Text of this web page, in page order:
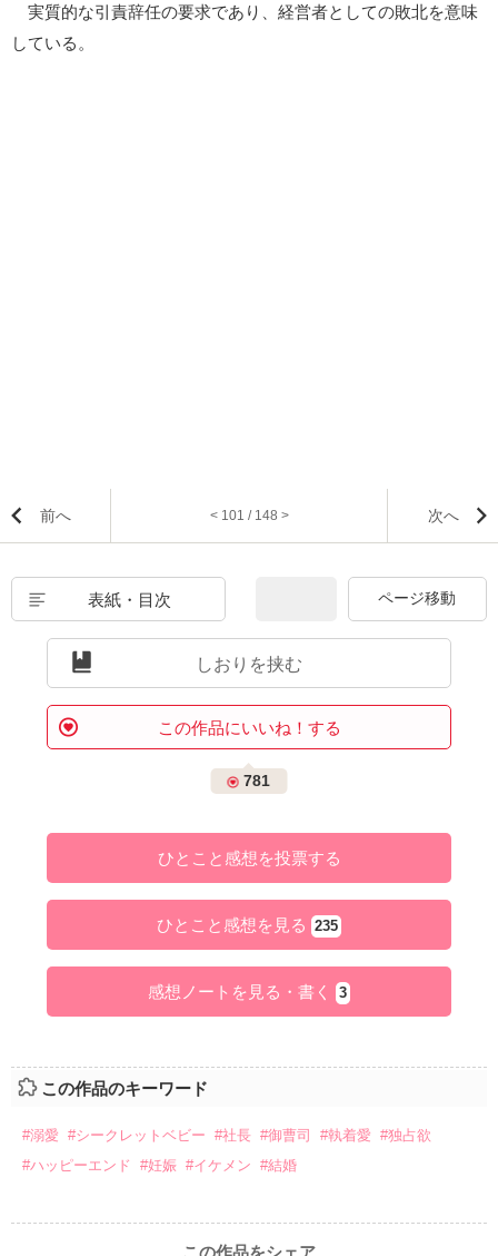
実質的な引責辞任の要求であり、経営者としての敗北を意味
している。
前へ < 101 / 148 > 次へ
表紙・目次
しおりを挟む
この作品にいいね！する
781
ひとこと感想を投票する
ひとこと感想を見る 235
感想ノートを見る・書く 3
この作品のキーワード
#溺愛 #シークレットベビー #社長 #御曹司 #執着愛 #独占欲
#ハッピーエンド
#妊娠 #イケメン #結婚
この作品をシェア